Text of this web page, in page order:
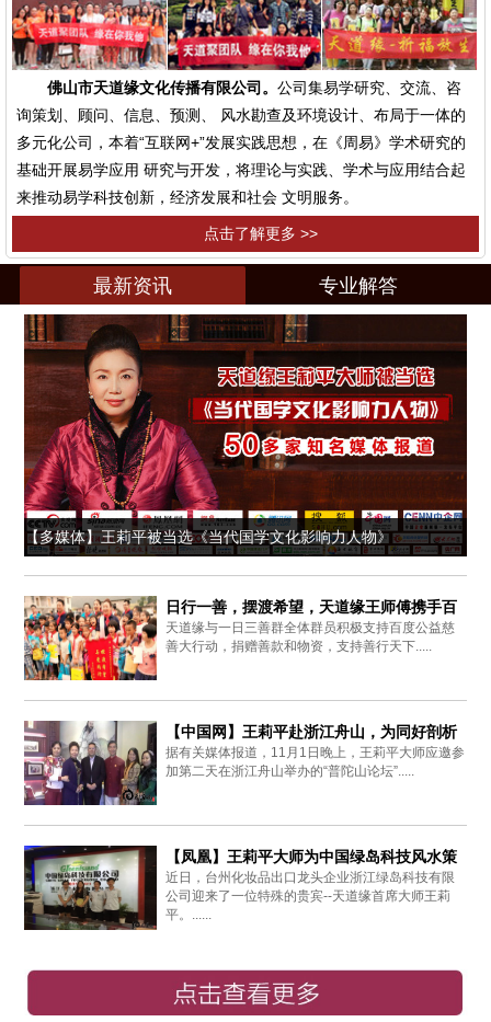
佛山市天道缘文化传播有限公司。 公司集易学研究、交流、咨
询策划、顾问、信息、预测、 风水勘查及环境设计、布局于一体的
多元化公司，本着“互联网+”发展实践思想，在《周易》学术研究的
基础开展易学应用 研究与开发，将理论与实践、学术与应用结合起
来推动易学科技创新，经济发展和社会 文明服务。
点击了解更多 >>
最新资讯 专业解答
【多媒体】王莉平被当选《当代国学文化影响力人物》
日行一善，摆渡希望，天道缘王师傅携手百
度爱心同行
天道缘与一日三善群全体群员积极支持百度公益慈
善大行动，捐赠善款和物资，支持善行天下.....
【中国网】王莉平赴浙江舟山，为同好剖析
周易思想
据有关媒体报道，11月1日晚上，王莉平大师应邀参
加第二天在浙江舟山举办的“普陀山论坛”.....
【凤凰】王莉平大师为中国绿岛科技风水策
划布局
近日，台州化妆品出口龙头企业浙江绿岛科技有限
公司迎来了一位特殊的贵宾--天道缘首席大师王莉
平。......